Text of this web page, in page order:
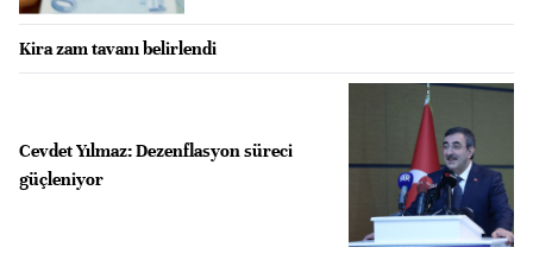
Kira zam tavanı belirlendi
Cevdet Yılmaz: Dezenflasyon süreci
güçleniyor